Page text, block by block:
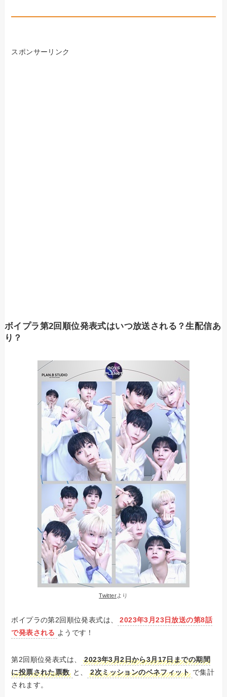
スポンサーリンク
ボイプラ第2回順位発表式はいつ放送される？生配信あ
り？
Twitterより
ボイプラの第2回順位発表式は、
2023年3月23日放送の第8話
で発表される ようです！
第2回順位発表式は、
2023年3月2日から3月17日までの期間
に投票された票数 と、 2次ミッションのベネフィット で集計
されます。